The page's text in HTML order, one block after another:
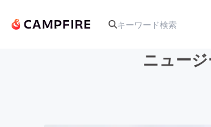
ニュー